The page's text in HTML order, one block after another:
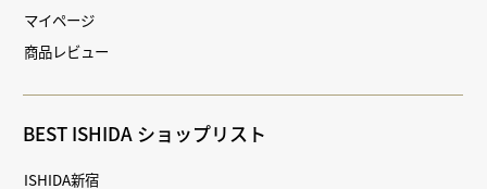
マイページ
商品レビュー
BEST ISHIDA ショップリスト
ISHIDA新宿